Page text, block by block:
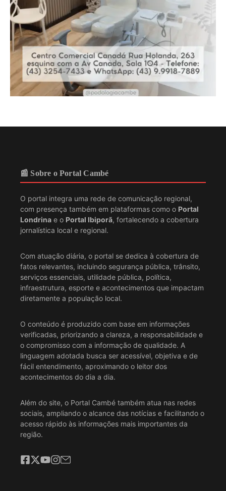
📰 Sobre o Portal Cambé
O portal integra uma rede de comunicação regional,
com presença também em plataformas como o Portal
Londrina e o Portal Ibiporã, fortalecendo a cobertura
jornalística local e regional.
Com atuação diária, o portal se dedica à cobertura de
fatos relevantes, incluindo segurança pública, trânsito,
serviços essenciais, utilidade pública, política,
infraestrutura, esporte e acontecimentos que impactam
diretamente a população local.
O conteúdo é produzido com base em informações
verificadas, priorizando a clareza, a responsabilidade e
o compromisso com a informação de qualidade. A
linguagem adotada busca ser acessível, objetiva e de
fácil entendimento, aproximando o leitor dos
acontecimentos do dia a dia.
Além do site, o Portal Cambé também atua nas redes
sociais, ampliando o alcance das notícias e facilitando o
acesso rápido às informações mais importantes da
região.